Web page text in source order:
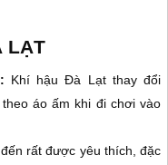
LẠT
Khí hậu Đà Lạt thay đổi
áo ấm khi đi chơi vào
rất được yêu thích, đặc